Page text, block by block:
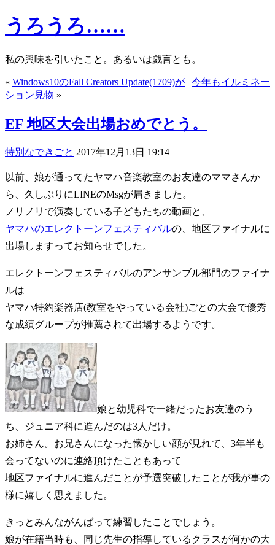
うろうろ……
私の興味を引いたこと。あるいは戯言とも。
« Windows10のFall Creators Update(1709)が | 今年もイルミネー
ション見物 »
EF 地区大会出場おめでとう。
特別なできごと 2017年12月13日 19:14
以前、娘が通ってたヤマハ音楽教室のお友達のママさんか
ら、久しぶりにLINEのMsgが届きました。
ノリノリで演奏している子どもたちの動画と、
ヤマハのエレクトーンフェスティバルの、地区ファイナルに
出場しますってお知らせでした。
エレクトーンフェスティバルのアンサンブル部門のファイナ
ルは
ヤマハ特約楽器店(教室をやっている会社)ごとの大会で優秀
な成績グループが推薦されて出場するようです。
娘と幼児科で一緒だったお友達のう
ち、ジュニア科に進んだのは3人だけ。
お姉さん。お兄さんになった懐かしい顔が見れて、3年半も
会ってないのに連絡頂けたこともあって
地区ファイナルに進んだことが予選突破したことが我が事の
様に嬉しく思えました。
きっとみんながんばって練習したことでしょう。
娘が在籍当時も、同じ先生の指導しているクラスが何かの大